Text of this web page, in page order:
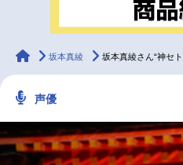
ラジオ
animateTimes
坂本真綾 坂本真綾さん“神セトリ
声優